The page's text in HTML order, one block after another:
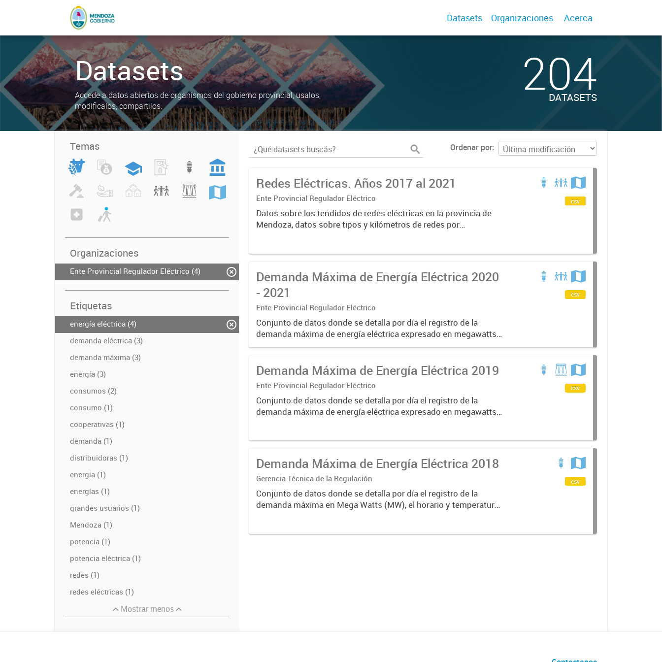
Datasets Organizaciones Acerca
Datasets
Accede a datos abiertos de organismos del gobierno provincial, usalos,
modificalos, compartilos.
204
DATASETS
Temas
Organizaciones
Ente Provincial Regulador Eléctrico (4)
Etiquetas
energía eléctrica (4)
demanda eléctrica (3)
demanda máxima (3)
energía (3)
consumos (2)
consumo (1)
cooperativas (1)
demanda (1)
distribuidoras (1)
energia (1)
energías (1)
grandes usuarios (1)
Mendoza (1)
potencia (1)
potencia eléctrica (1)
redes (1)
redes eléctricas (1)
Mostrar menos
Ordenar por
Redes Eléctricas. Años 2017 al 2021
Ente Provincial Regulador Eléctrico
Datos sobre los tendidos de redes eléctricas en la provincia de
Mendoza, datos sobre tipos y kilómetros de redes por
csv
Demanda Máxima de Energía Eléctrica 2020
- 2021
Ente Provincial Regulador Eléctrico
Conjunto de datos donde se detalla por día el registro de la
demanda máxima de energía eléctrica expresado en megawatts
(MW), el horario y temperatura en que se produjo dicha
csv
Demanda Máxima de Energía Eléctrica 2019
Ente Provincial Regulador Eléctrico
Conjunto de datos donde se detalla por día el registro de la
demanda máxima de energía eléctrica expresado en megawatts
csv
Demanda Máxima de Energía Eléctrica 2018
Gerencia Técnica de la Regulación
Conjunto de datos donde se detalla por día el registro de la
demanda máxima en Mega Watts (MW), el horario y temperatura
csv